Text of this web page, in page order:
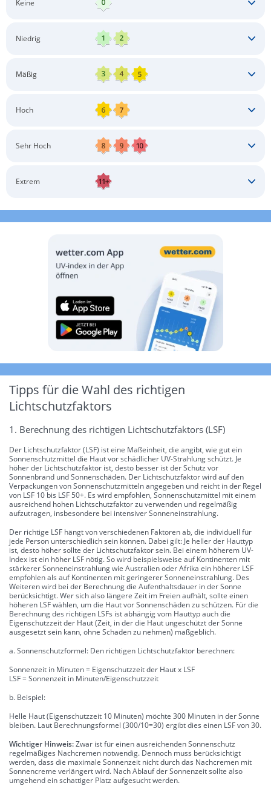
Keine
Niedrig
Mäßig
Langärmlige Bekleidung
Hoch
Langärmlige Bekleidung
Sonnenbrille
Sehr Hoch
Langärmlige Bekleidung
Extrem
Tipps für die Wahl des richtigen
Lichtschutzfaktors
1. Berechnung des richtigen Lichtschutzfaktors (LSF)
Der Lichtschutzfaktor (LSF) ist eine Maßeinheit, die angibt, wie gut ein
Sonnenschutzmittel die Haut vor schädlicher UV-Strahlung schützt. Je
höher der Lichtschutzfaktor ist, desto besser ist der Schutz vor
Sonnenbrand und Sonnenschäden. Der Lichtschutzfaktor wird auf den
Verpackungen von Sonnenschutzmitteln angegeben und reicht in der Regel
von LSF 10 bis LSF 50+. Es wird empfohlen, Sonnenschutzmittel mit einem
ausreichend hohen Lichtschutzfaktor zu verwenden und regelmäßig
aufzutragen, insbesondere bei intensiver Sonneneinstrahlung.
Der richtige LSF hängt von verschiedenen Faktoren ab, die individuell für
jede Person unterschiedlich sein können. Dabei gilt: Je heller der Hauttyp
ist, desto höher sollte der Lichtschutzfaktor sein. Bei einem höherem UV-
Index ist ein höher LSF nötig. So wird beispielsweise auf Kontinenten mit
stärkerer Sonneneinstrahlung wie Australien oder Afrika ein höherer LSF
empfohlen als auf Kontinenten mit geringerer Sonneneinstrahlung. Des
Weiteren wird bei der Berechnung die Aufenthaltsdauer in der Sonne
berücksichtigt. Wer sich also längere Zeit im Freien aufhält, sollte einen
höheren LSF wählen, um die Haut vor Sonnenschäden zu schützen. Für die
Berechnung des richtigen LSFs ist abhängig vom Hauttyp auch die
Eigenschutzzeit der Haut (Zeit, in der die Haut ungeschützt der Sonne
ausgesetzt sein kann, ohne Schaden zu nehmen) maßgeblich.
a. Sonnenschutzformel: Den richtigen Lichtschutzfaktor berechnen:
Sonnenzeit in Minuten = Eigenschutzzeit der Haut x LSF
LSF = Sonnenzeit in Minuten/Eigenschutzzeit
b. Beispiel:
Helle Haut (Eigenschutzzeit 10 Minuten) möchte 300 Minuten in der Sonne
bleiben. Laut Berechnungsformel (300/10=30) ergibt dies einen LSF von 30.
Wichtiger Hinweis:Zwar ist für einen ausreichenden Sonnenschutz
regelmäßiges Nachcremen notwendig. Dennoch muss berücksichtigt
werden, dass die maximale Sonnenzeit nicht durch das Nachcremen mit
Sonnencreme verlängert wird. Nach Ablauf der Sonnenzeit sollte also
umgehend ein schattiger Platz aufgesucht werden.